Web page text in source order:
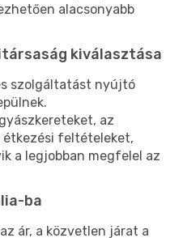
alacsonyabb
kiválasztása
szolgáltatást nyújtó
az
étkezési feltételeket,
a legjobban megfelel az
ba
ár, a közvetlen járat a